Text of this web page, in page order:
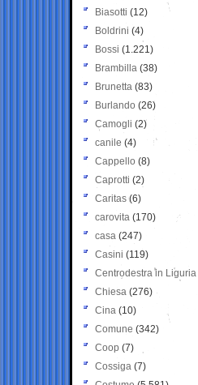
Biasotti (12)
Boldrini (4)
Bossi (1.221)
Brambilla (38)
Brunetta (83)
Burlando (26)
Camogli (2)
canile (4)
Cappello (8)
Caprotti (2)
Caritas (6)
carovita (170)
casa (247)
Casini (119)
Centrodestra in Liguria
Chiesa (276)
Cina (10)
Comune (342)
Coop (7)
Cossiga (7)